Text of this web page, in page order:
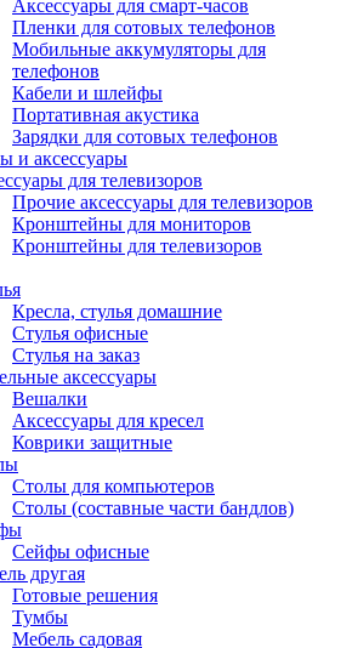
Аксессуары для смарт-часов
Пленки для сотовых телефонов
Мобильные аккумуляторы для
телефонов
Кабели и шлейфы
Портативная акустика
Зарядки для сотовых телефонов
и аксессуары
для телевизоров
Прочие аксессуары для телевизоров
Кронштейны для мониторов
Кронштейны для телевизоров
Кресла, стулья домашние
Стулья офисные
Стулья на заказ
аксессуары
Вешалки
Аксессуары для кресел
Коврики защитные
Столы для компьютеров
Столы (составные части бандлов)
Сейфы офисные
другая
Готовые решения
Тумбы
Мебель садовая